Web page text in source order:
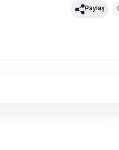
Paylaş